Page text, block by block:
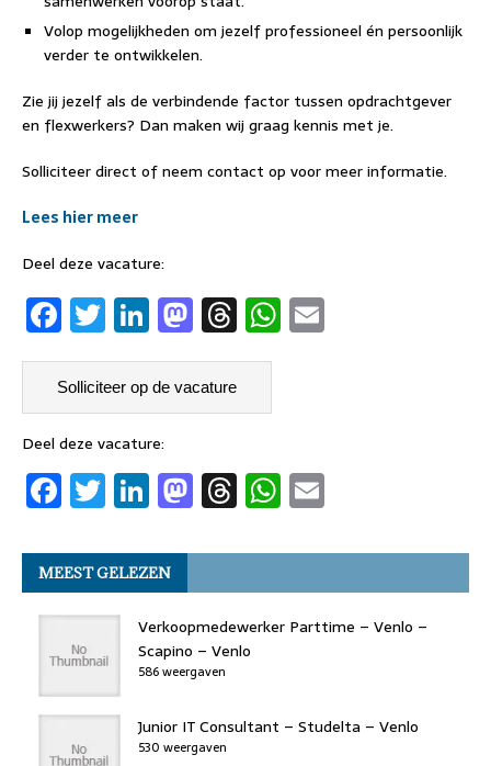
Volop mogelijkheden om jezelf professioneel én persoonlijk
verder te ontwikkelen.
Zie jij jezelf als de verbindende factor tussen opdrachtgever
en flexwerkers? Dan maken wij graag kennis met je.
Solliciteer direct of neem contact op voor meer informatie.
Lees hier meer
Deel deze vacature:
F
a
c
e
b
o
o
k
T
w
it
t
er
Li
n
k
e
dI
n
M
a
st
o
o
n
T
h
a
s
W
h
p
p
Deel deze vacature:
F
a
c
e
b
o
o
k
T
w
it
t
er
Li
n
k
e
dI
n
M
a
st
o
d
o
T
h
re
a
d
s
W
h
at
s
A
ai
l
MEEST GELEZEN
Verkoopmedewerker Parttime – Venlo –
Scapino – Venlo
586 weergaven
Junior IT Consultant – Studelta – Venlo
530 weergaven